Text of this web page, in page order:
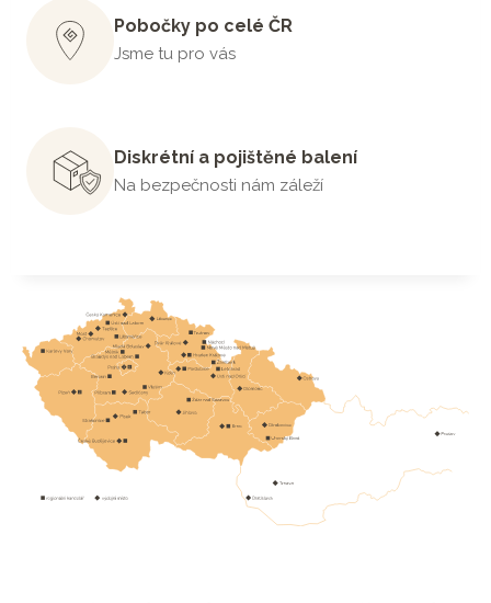
Pobočky po celé ČR
Jsme tu pro vás
Diskrétní a pojištěné balení
Na bezpečnosti nám záleží